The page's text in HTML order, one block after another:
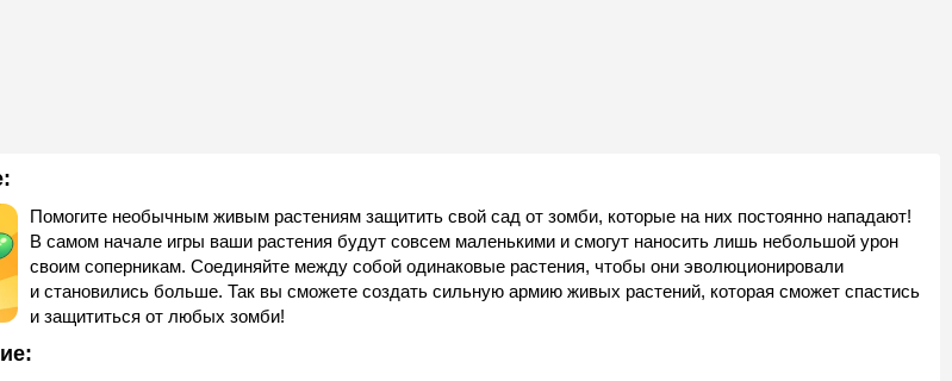
Помогите необычным живым растениям защитить свой сад от зомби, которые на них постоянно нападают!
В самом начале игры ваши растения будут совсем маленькими и смогут наносить лишь небольшой урон
своим соперникам. Соединяйте между собой одинаковые растения, чтобы они эволюционировали
и становились больше. Так вы сможете создать сильную армию живых растений, которая сможет спастись
и защититься от любых зомби!